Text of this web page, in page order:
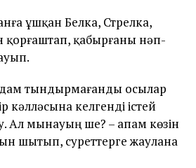
ұшқан Белка, Стрелка,
қорғаштап, қабырғаны нәп-
тындырмағанды осылар
келгенді істей
Ал мынауың ше? – апам көзін
шытып, суреттерге жаулана